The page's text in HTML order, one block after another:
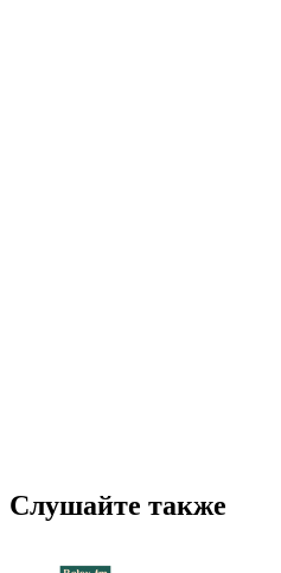
Слушайте также